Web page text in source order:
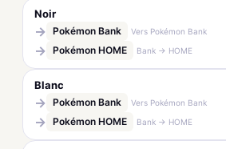
Noir
→ Pokémon Bank Vers Pokémon Bank
→ Pokémon HOME Bank → HOME
Blanc
→ Pokémon Bank Vers Pokémon Bank
→ Pokémon HOME Bank → HOME